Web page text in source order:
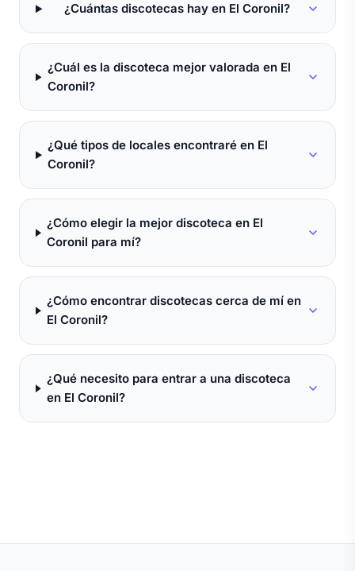
¿Cuántas discotecas hay en El Coronil?
¿Cuál es la discoteca mejor valorada en El
Coronil?
¿Qué tipos de locales encontraré en El
Coronil?
¿Cómo elegir la mejor discoteca en El
Coronil para mí?
¿Cómo encontrar discotecas cerca de mí en
El Coronil?
¿Qué necesito para entrar a una discoteca
en El Coronil?